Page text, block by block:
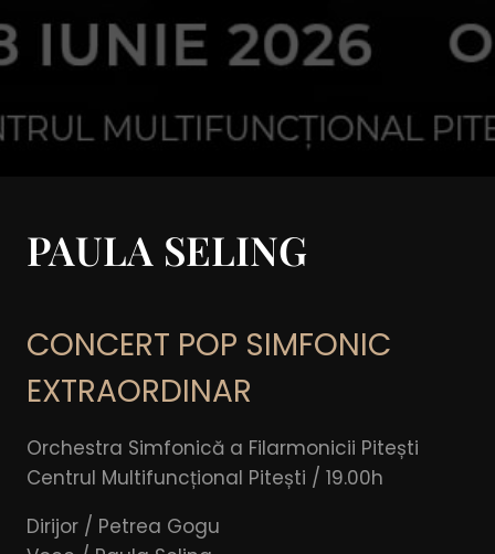
PAULA SELING
CONCERT POP SIMFONIC
EXTRAORDINAR
Orchestra Simfonică a Filarmonicii Pitești
Centrul Multifuncțional Pitești / 19.00h
Dirijor / Petrea Gogu